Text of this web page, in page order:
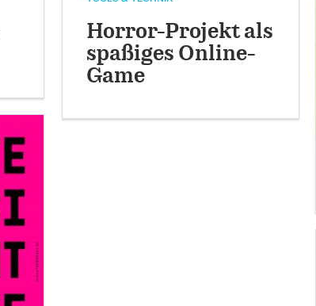
Horror-Projekt als
spaßiges Online-
Game